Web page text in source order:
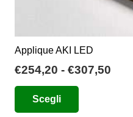
Applique AKI LED
€254,20 - €307,50
Scegli